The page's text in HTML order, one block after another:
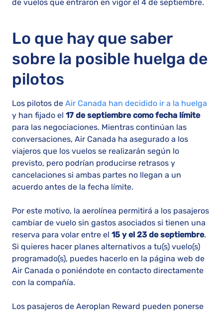
de vuelos que entraron en vigor el 4 de septiembre.
Lo que hay que saber
sobre la posible huelga de
pilotos
Los pilotos de Air Canada han decidido ir a la huelga
y han fijado el 17 de septiembre como fecha límite
para las negociaciones. Mientras continúan las
conversaciones, Air Canada ha asegurado a los
viajeros que los vuelos se realizarán según lo
previsto, pero podrían producirse retrasos y
cancelaciones si ambas partes no llegan a un
acuerdo antes de la fecha límite.
Por este motivo, la aerolínea permitirá a los pasajeros
cambiar de vuelo sin gastos asociados si tienen una
reserva para volar entre el 15 y el 23 de septiembre.
Si quieres hacer planes alternativos a tu(s) vuelo(s)
programado(s), puedes hacerlo en la página web de
Air Canada o poniéndote en contacto directamente
con la compañía.
Los pasajeros de Aeroplan Reward pueden ponerse